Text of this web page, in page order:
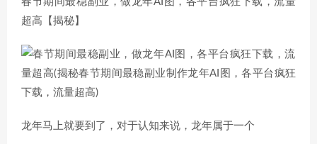
超高【揭秘】
龙年马上就要到了，对于认知来说，龙年属于一个